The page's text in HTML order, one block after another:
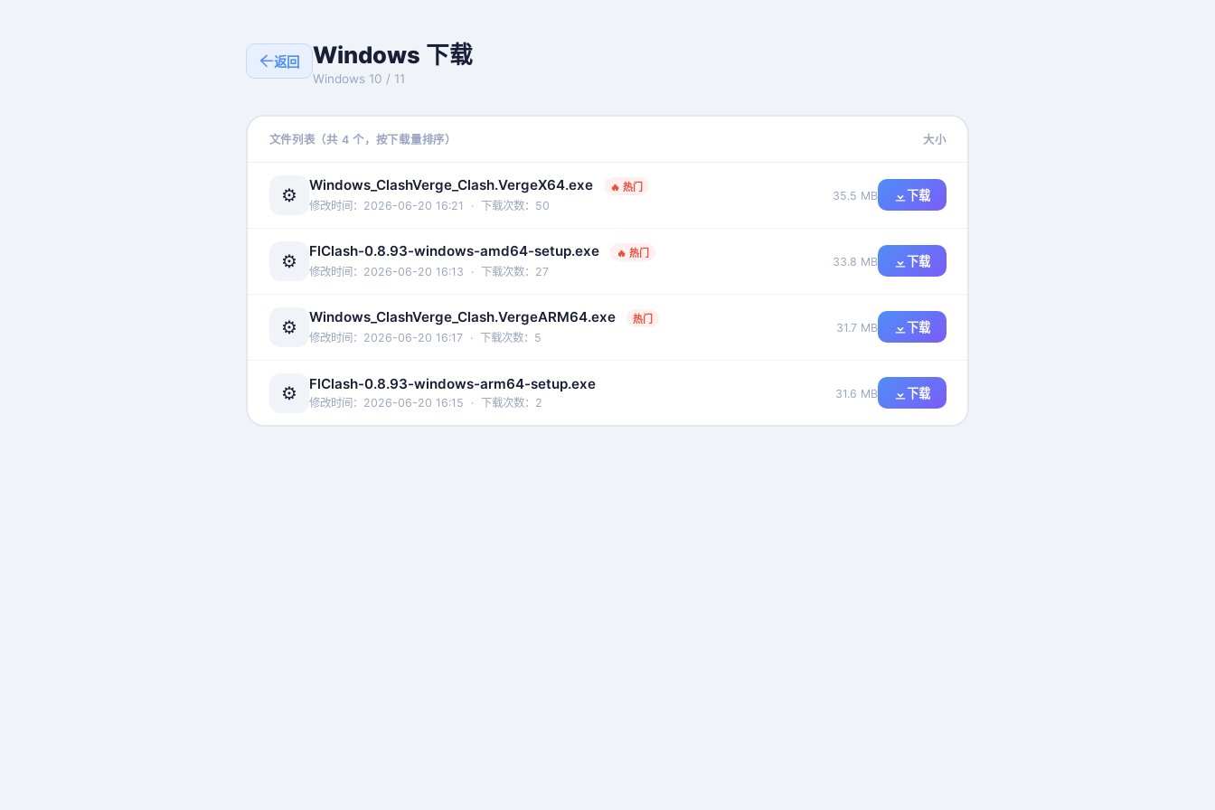
返回 Windows 下载
Windows 10 / 11
文件列表（共 4 个，按下载量排序） 大小
⚙️ Windows_ClashVerge_Clash.VergeX64.exe 🔥 热门
修改时间：2026-06-20 16:21 · 下载次数：50
35.5 MB 下载
⚙️ FlClash-0.8.93-windows-amd64-setup.exe 🔥 热门
修改时间：2026-06-20 16:13 · 下载次数：27
33.8 MB 下载
⚙️ Windows_ClashVerge_Clash.VergeARM64.exe 热门
修改时间：2026-06-20 16:17 · 下载次数：5
31.7 MB 下载
⚙️ FlClash-0.8.93-windows-arm64-setup.exe
修改时间：2026-06-20 16:15 · 下载次数：2
31.6 MB 下载